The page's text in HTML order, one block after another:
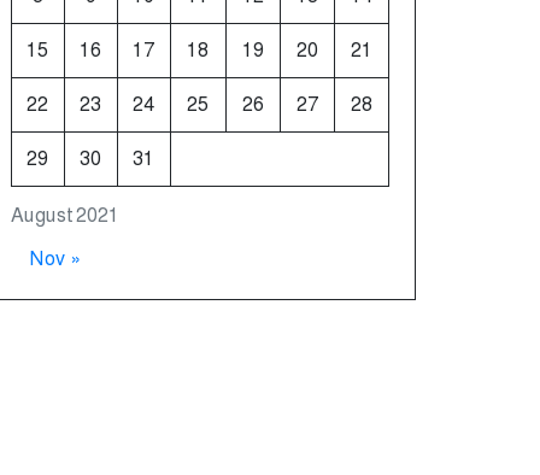
August 2021
15 16 17 18 19 20 21
22 23 24 25 26 27 28
29 30 31
Nov »